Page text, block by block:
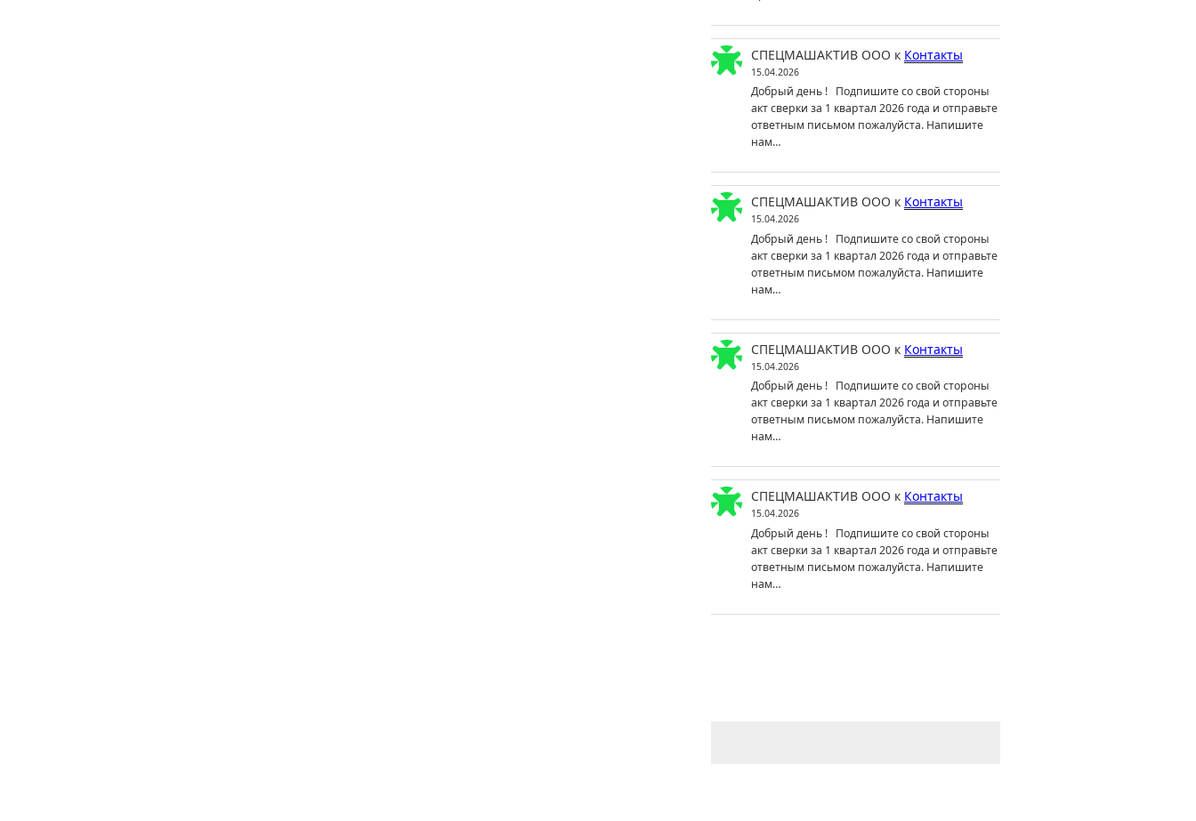
СПЕЦМАШАКТИВ ООО к Контакты
15.04.2026
Добрый день ! Подпишите со свой стороны
акт сверки за 1 квартал 2026 года и отправьте
ответным письмом пожалуйста. Напишите
нам…
СПЕЦМАШАКТИВ ООО к Контакты
15.04.2026
Добрый день ! Подпишите со свой стороны
акт сверки за 1 квартал 2026 года и отправьте
ответным письмом пожалуйста. Напишите
нам…
СПЕЦМАШАКТИВ ООО к Контакты
15.04.2026
Добрый день ! Подпишите со свой стороны
акт сверки за 1 квартал 2026 года и отправьте
ответным письмом пожалуйста. Напишите
нам…
СПЕЦМАШАКТИВ ООО к Контакты
15.04.2026
Добрый день ! Подпишите со свой стороны
акт сверки за 1 квартал 2026 года и отправьте
ответным письмом пожалуйста. Напишите
нам…